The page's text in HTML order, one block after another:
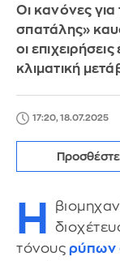
Οι κανόνες
σπατάλης»
οι
κλιματική
17:20, 18.07.2025
Η
τόνους ρύπων